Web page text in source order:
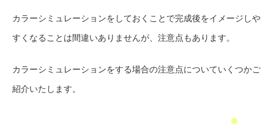
カラーシミュレーションをしておくことで完成後をイメージしや
すくなることは間違いありませんが、注意点もあります。
カラーシミュレーションをする場合の注意点についていくつかご
紹介いたします。